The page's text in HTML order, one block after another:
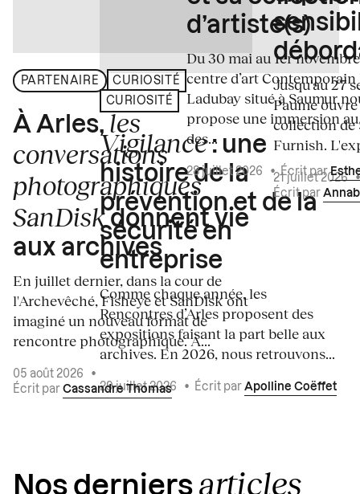
PARTENAIRE CURIOSITÉ
À Arles, les
conversations
photographiques
SanDiskdonnent vie
aux archives
En juillet dernier, dans la cour de
l'Archevêché, Fisheye et SanDisk ont
imaginé un nouveau format de
rencontre photographique. À...
05 août 2026
•
Écrit par Cassandre Thomas
CURIOSITÉ
Vigilance: une
histoire de la
prévention et de la
sécurité en
entreprise
Comme chaque année, les
Rencontres d’Arles proposent des
expositions faisant la part belle aux
archives. En 2026, nous retrouvons...
29 juillet 2026 • Écrit par Apolline Coëffet
d’artiste(s)
Du 30 mai au 1er
centre d’art Contemporain
Ladubay situé à Saumur
propose une immersion
des...
28 juillet 2026 •Écrit par
Jusqu'au 27
Paume
collection de
Furnish.
21 juillet 2026
Écrit par
Nos derniers articles